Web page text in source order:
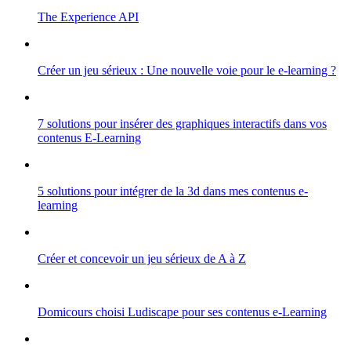
The Experience API
Créer un jeu sérieux : Une nouvelle voie pour le e-learning ?
7 solutions pour insérer des graphiques interactifs dans vos
contenus E-Learning
5 solutions pour intégrer de la 3d dans mes contenus e-
learning
Créer et concevoir un jeu sérieux de A à Z
Domicours choisi Ludiscape pour ses contenus e-Learning